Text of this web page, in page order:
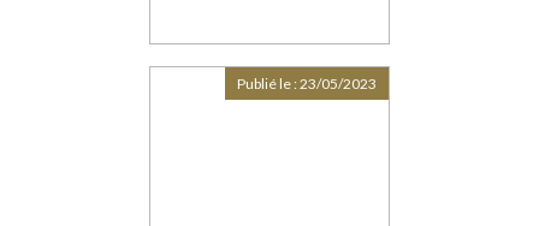
Publié le :23/05/2023